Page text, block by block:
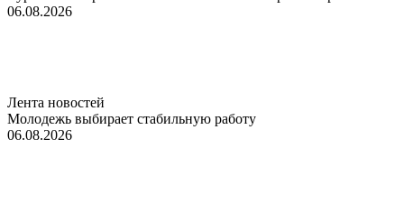
06.08.2026
Лента новостей
Молодежь выбирает стабильную работу
06.08.2026